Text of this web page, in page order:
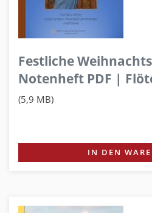
Festliche
Notenheft PDF |
(5,9 MB)
IN DEN